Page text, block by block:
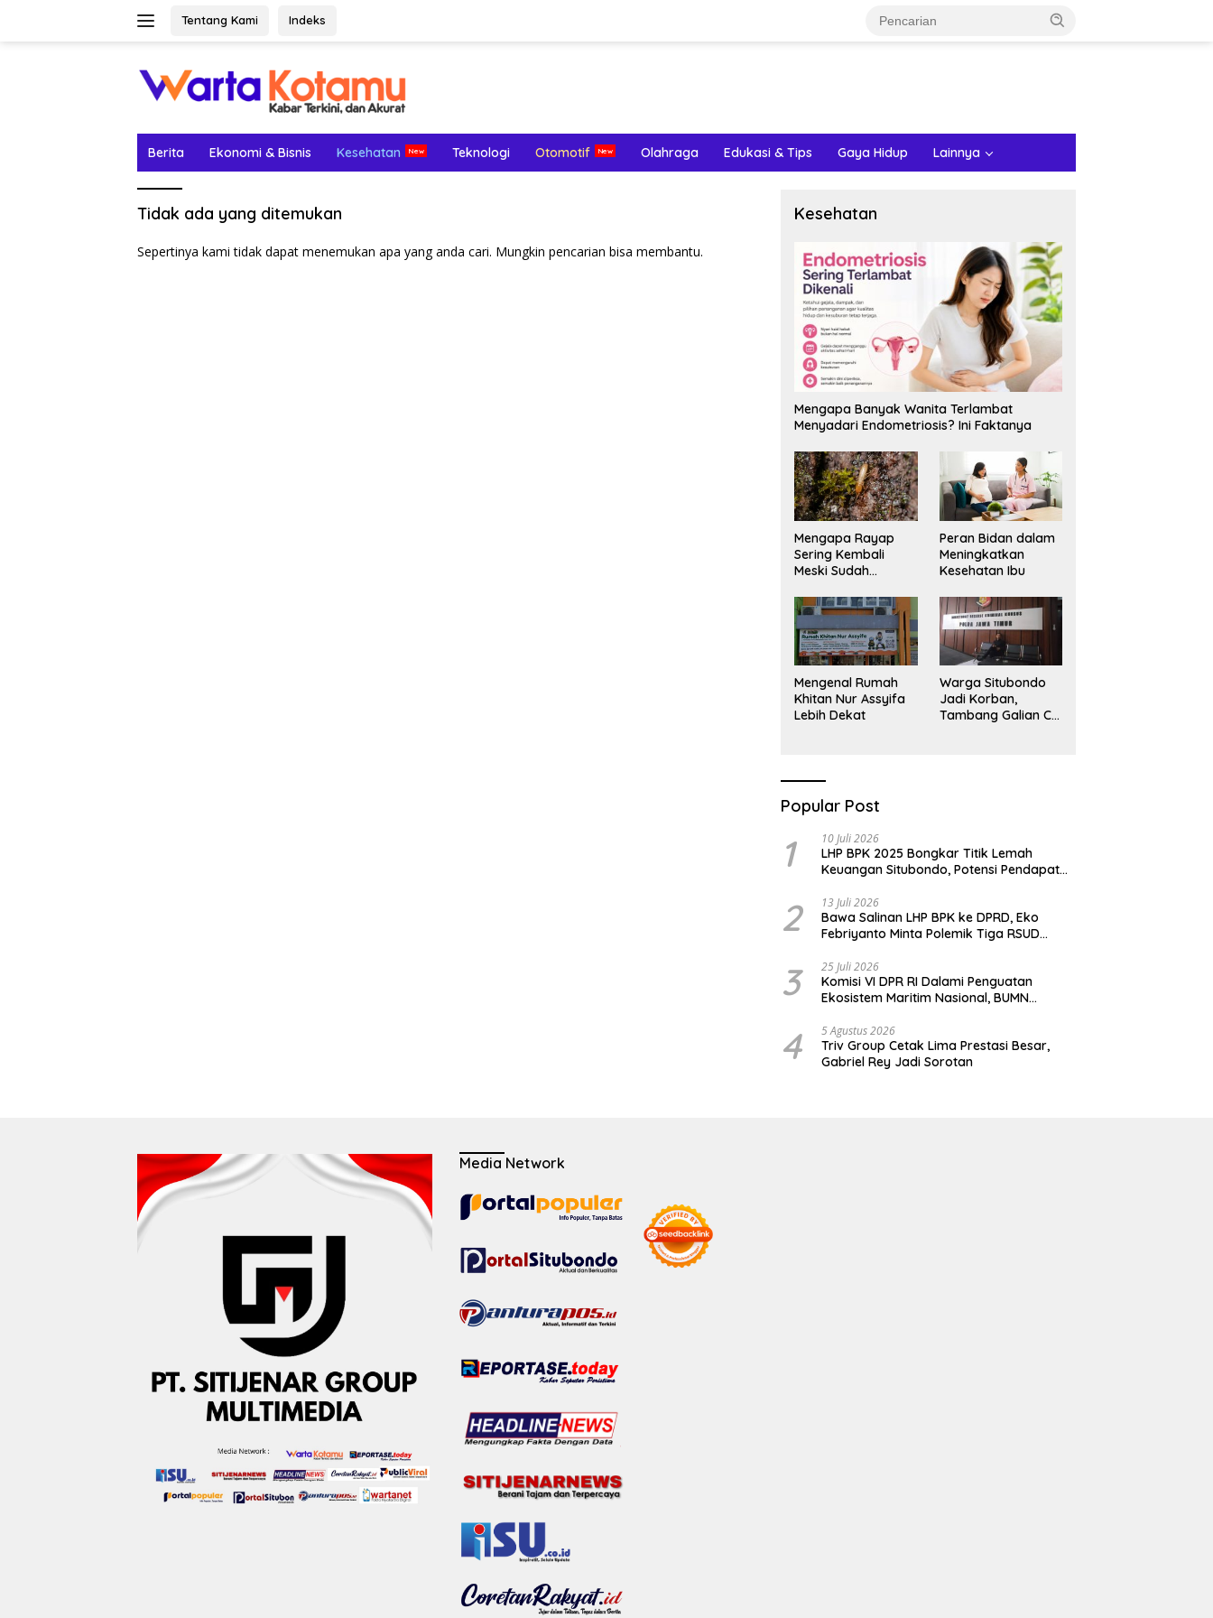
Tentang Kami Indeks
Berita Ekonomi & Bisnis Kesehatan Teknologi Otomotif Olahraga Edukasi & Tips Gaya Hidup Lainnya
Tidak ada yang ditemukan
Sepertinya kami tidak dapat menemukan apa yang anda cari. Mungkin pencarian bisa membantu.
Kesehatan
Mengapa Banyak Wanita Terlambat
Menyadari Endometriosis? Ini Faktanya
Mengapa Rayap
Sering Kembali
Meski Sudah
Peran Bidan dalam
Meningkatkan
Kesehatan Ibu
Mengenal Rumah
Khitan Nur Assyifa
Lebih Dekat
Warga Situbondo
Jadi Korban,
Tambang Galian C
Popular Post
1 10 Juli 2026
LHP BPK 2025 Bongkar Titik Lemah
Keuangan Situbondo, Potensi Pendapatan
2 13 Juli 2026
Bawa Salinan LHP BPK ke DPRD, Eko
Febriyanto Minta Polemik Tiga RSUD
Opini
3 25 Juli 2026
Komisi VI DPR RI Dalami Penguatan
Ekosistem Maritim Nasional, BUMN
Surabaya
4 5 Agustus 2026
Triv Group Cetak Lima Prestasi Besar,
Gabriel Rey Jadi Sorotan
Media Network